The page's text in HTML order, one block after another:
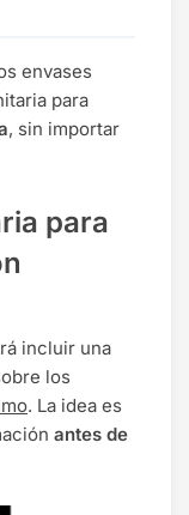
envases
para
, sin importar
para
incluir una
los
. La idea es
antes de